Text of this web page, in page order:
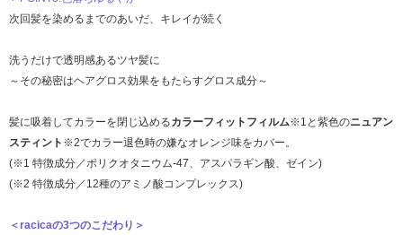
次回髪を染めるまでのあいだ、キレイが続く
洗うだけで透明感あるツヤ髪に
～その秘密はヘアグロス効果をもたらすグロス成分～
髪に吸着してカラーを閉じ込めるカラーフィットフィルム※1と紫色のニュアン
スティント ※2でカラー退色時の嫌なオレンジ味をカバー。
(※1 特徴成分／ポリクオタニウム-47、アスパラギン酸、ゼイン)
(※2 特徴成分／12種のアミノ酸コンプレックス)
＜racicaの3つのこだわり＞